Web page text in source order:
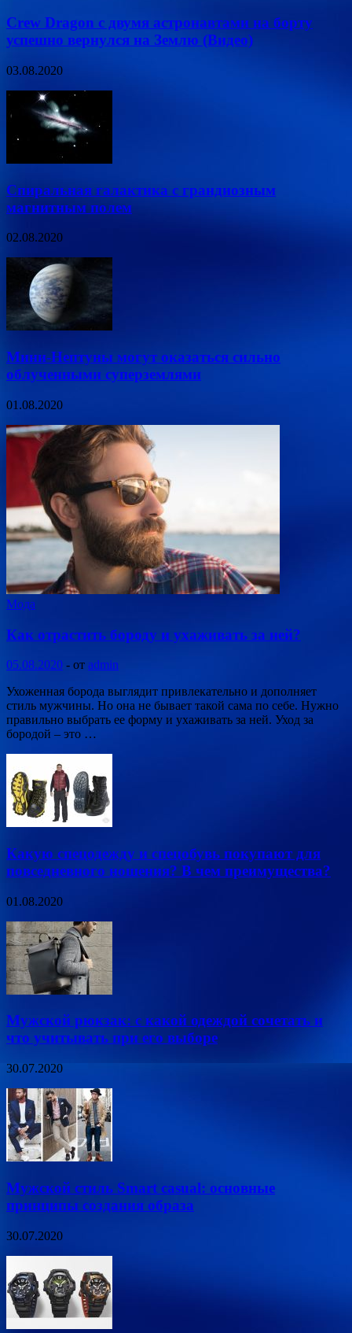
Crew Dragon с двумя астронавтами на борту
успешно вернулся на Землю (Видео)
03.08.2020
Спиральная галактика с грандиозным
магнитным полем
02.08.2020
Мини-Нептуны могут оказаться сильно
облученными суперземлями
01.08.2020
Мода
Как отрастить бороду и ухаживать за ней?
05.08.2020 - от admin
Ухоженная борода выглядит привлекательно и дополняет
стиль мужчины. Но она не бывает такой сама по себе. Нужно
правильно выбрать ее форму и ухаживать за ней. Уход за
бородой – это …
Какую спецодежду и спецобувь покупают для
повседневного ношения? В чем преимущества?
01.08.2020
Мужской рюкзак: с какой одеждой сочетать и
что учитывать при его выборе
30.07.2020
Мужской стиль Smart casual: основные
принципы создания образа
30.07.2020